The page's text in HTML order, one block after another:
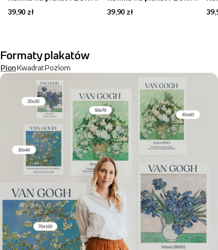
39,90 zł
39,90 zł
Formaty plakatów
PionKwadratPoziom